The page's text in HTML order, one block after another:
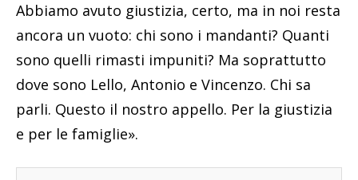
Abbiamo avuto giustizia, certo, ma in noi resta
ancora un vuoto: chi sono i mandanti? Quanti
sono quelli rimasti impuniti? Ma soprattutto
dove sono Lello, Antonio e Vincenzo. Chi sa
parli. Questo il nostro appello. Per la giustizia
e per le famiglie».